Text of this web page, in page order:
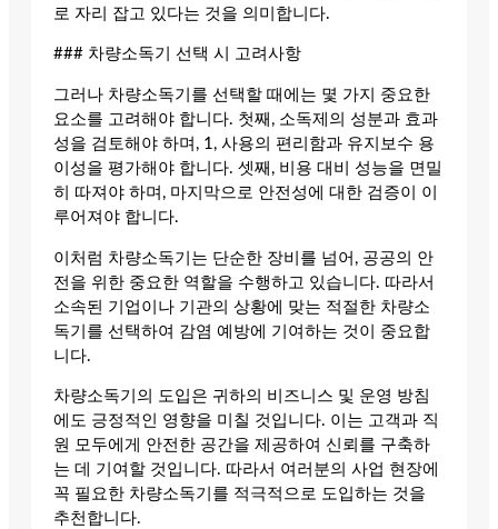
로 자리 잡고 있다는 것을 의미합니다.
### 차량소독기 선택 시 고려사항
그러나 차량소독기를 선택할 때에는 몇 가지 중요한
요소를 고려해야 합니다. 첫째, 소독제의 성분과 효과
성을 검토해야 하며, 1, 사용의 편리함과 유지보수 용
이성을 평가해야 합니다. 셋째, 비용 대비 성능을 면밀
히 따져야 하며, 마지막으로 안전성에 대한 검증이 이
루어져야 합니다.
이처럼 차량소독기는 단순한 장비를 넘어, 공공의 안
전을 위한 중요한 역할을 수행하고 있습니다. 따라서
소속된 기업이나 기관의 상황에 맞는 적절한 차량소
독기를 선택하여 감염 예방에 기여하는 것이 중요합
니다.
차량소독기의 도입은 귀하의 비즈니스 및 운영 방침
에도 긍정적인 영향을 미칠 것입니다. 이는 고객과 직
원 모두에게 안전한 공간을 제공하여 신뢰를 구축하
는 데 기여할 것입니다. 따라서 여러분의 사업 현장에
꼭 필요한 차량소독기를 적극적으로 도입하는 것을
추천합니다.